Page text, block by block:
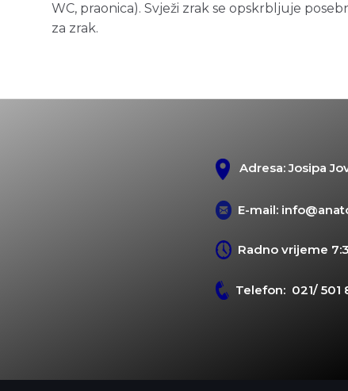
WC, praonica). Svježi zrak se opskrbljuje
za zrak.
Adresa: Josipa
E-mail:
Radno vrijeme
Telefon: 021/ 501